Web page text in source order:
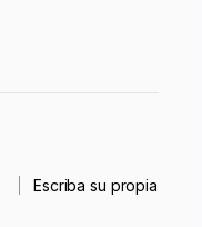
Escriba su propia